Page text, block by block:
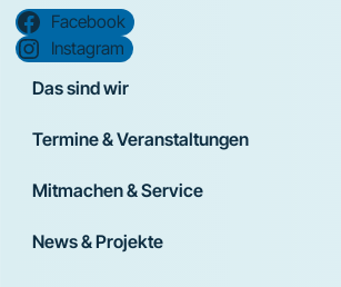
Facebook
Instagram
Das sind wir
Termine & Veranstaltungen
Mitmachen & Service
News & Projekte